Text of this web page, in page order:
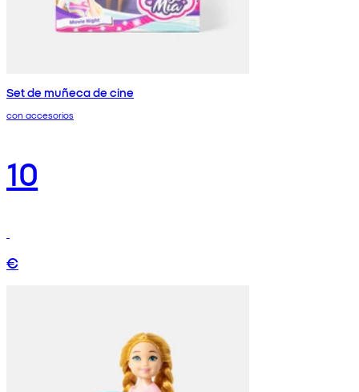
Set de muñeca de cine
con accesorios
10
€